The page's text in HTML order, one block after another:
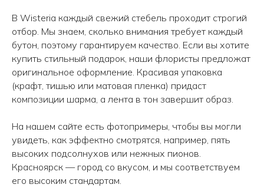
В Wisteria каждый свежий стебель проходит строгий
отбор. Мы знаем, сколько внимания требует каждый
бутон, поэтому гарантируем качество. Если вы хотите
купить стильный подарок, наши флористы предложат
оригинальное оформление. Красивая упаковка
(крафт, тишью или матовая пленка) придаст
композиции шарма, а лента в тон завершит образ.
На нашем сайте есть фотопримеры, чтобы вы могли
увидеть, как эффектно смотрятся, например, пять
высоких подсолнухов или нежных пионов.
Красноярск — город со вкусом, и мы соответствуем
его высоким стандартам.